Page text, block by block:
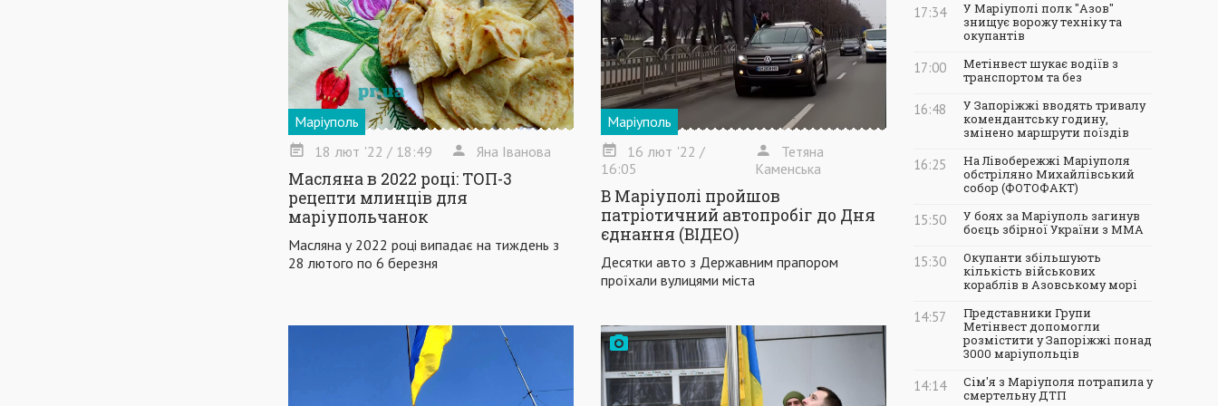
Маріуполь
18 лют '22 / 18:49 Яна Іванова
Масляна в 2022 році: ТОП-3
рецепти млинців для
маріупольчанок
Масляна у 2022 році випадає на тиждень з
28 лютого по 6 березня
Маріуполь
16 лют '22 /
16:05
Тетяна
Каменська
В Маріуполі пройшов
патріотичний автопробіг до Дня
єднання (ВІДЕО)
Десятки авто з Державним прапором
проїхали вулицями міста
17:34
У Маріуполі полк "Азов"
знищує ворожу техніку та
окупантів
17:00
Метінвест шукає водіїв з
транспортом та без
16:48
У Запоріжжі вводять тривалу
комендантську годину,
змінено маршрути поїздів
16:25
На Лівобережжі Маріуполя
обстріляно Михайлівський
собор (ФОТОФАКТ)
15:50
У боях за Маріуполь загинув
боєць збірної України з ММА
15:30
Окупанти збільшують
кількість військових
кораблів в Азовському морі
14:57
Представники Групи
Метінвест допомогли
розмістити у Запоріжжі понад
3000 маріупольців
14:14
Сім'я з Маріуполя потрапила у
смертельну ДТП